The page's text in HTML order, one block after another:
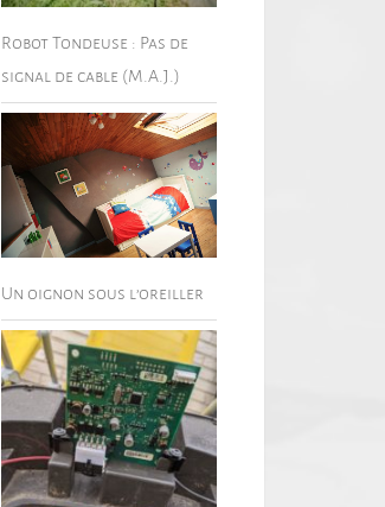
Robot Tondeuse : Pas de
signal de cable (M.A.J.)
Un oignon sous l’oreiller